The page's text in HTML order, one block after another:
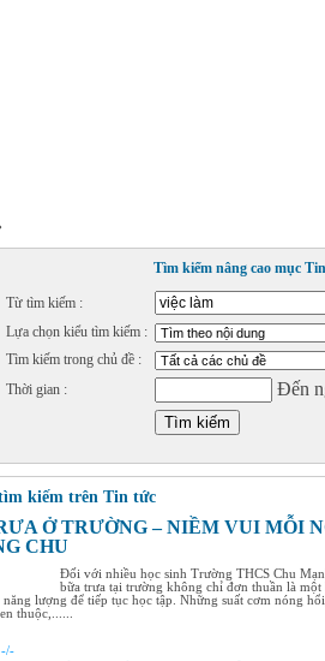
Tìm kiếm nâng cao mục
Từ tìm kiếm :
Lựa chọn kiểu tìm kiếm :
Tìm kiếm trong chủ đề :
Thời gian :
Đến
kiếm trên Tin tức
Ở TRƯỜNG – NIỀM VUI MỖI
CHU
Đối với nhiều học sinh Trường THCS Chu
bữa trưa tại trường không chỉ đơn thuần là
năng lượng để tiếp tục học tập. Những suất cơm nóng
thuộc,......
-/-